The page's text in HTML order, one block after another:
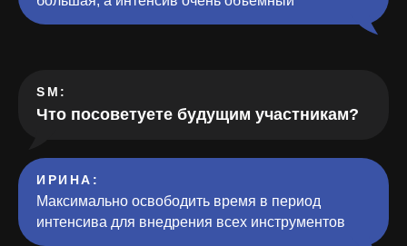
SM:
Что посоветуете будущим участникам?
ИРИНА:
Максимально освободить время в период
интенсива для внедрения всех инструментов